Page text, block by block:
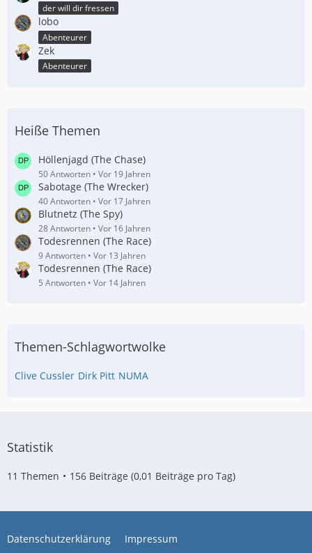
der will dir fressen
lobo
Abenteurer
Zek
Abenteurer
Heiße Themen
Höllenjagd (The Chase)
50 Antworten Vor 19 Jahren
Sabotage (The Wrecker)
40 Antworten Vor 17 Jahren
Blutnetz (The Spy)
28 Antworten Vor 16 Jahren
Todesrennen (The Race)
9 Antworten Vor 13 Jahren
Todesrennen (The Race)
5 Antworten Vor 14 Jahren
Themen-Schlagwortwolke
Clive Cussler Dirk Pitt NUMA
Statistik
11 Themen 156 Beiträge (0,01 Beiträge pro Tag)
Datenschutzerklärung Impressum